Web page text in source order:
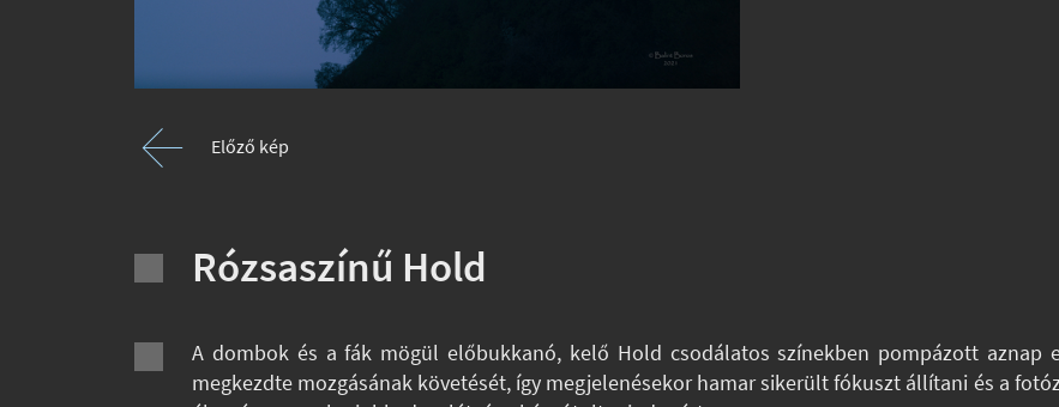
Előző kép
Rózsaszínű Hold
A dombok és a fák mögül előbukkanó, kelő Hold csodálatos színekben pompázott aznap
megkezdte mozgásának követését, így megjelenésekor hamar sikerült fókuszt állítani és a